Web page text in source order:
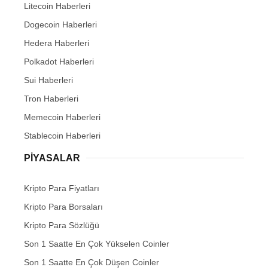
Litecoin Haberleri
Dogecoin Haberleri
Hedera Haberleri
Polkadot Haberleri
Sui Haberleri
Tron Haberleri
Memecoin Haberleri
Stablecoin Haberleri
PIYASALAR
Kripto Para Fiyatları
Kripto Para Borsaları
Kripto Para Sözlüğü
Son 1 Saatte En Çok Yükselen Coinler
Son 1 Saatte En Çok Düşen Coinler